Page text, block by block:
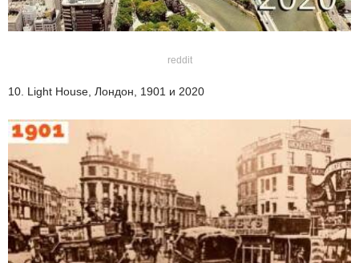
reddit
10. Light House, Лондон, 1901 и 2020